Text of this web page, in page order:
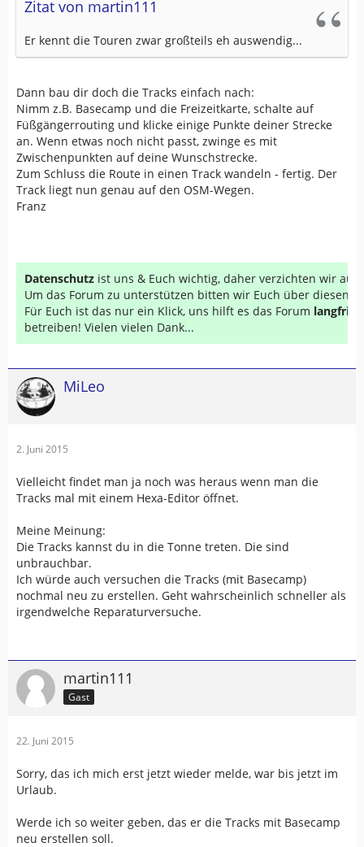
Zitat von martin111
Er kennt die Touren zwar großteils eh auswendig...
Dann bau dir doch die Tracks einfach nach:
Nimm z.B. Basecamp und die Freizeitkarte, schalte auf
Füßgängerrouting und klicke einige Punkte deiner Strecke
an. Wenn etwas noch nicht passt, zwinge es mit
Zwischenpunkten auf deine Wunschstrecke.
Zum Schluss die Route in einen Track wandeln - fertig. Der
Track liegt nun genau auf den OSM-Wegen.
Franz
Datenschutz ist uns & Euch wichtig, daher verzichten wir auf
Um das Forum zu unterstützen bitten wir Euch über diesen
Für Euch ist das nur ein Klick, uns hilft es das Forum
betreiben! Vielen vielen Dank...
MiLeo
2. Juni 2015
Vielleicht findet man ja noch was heraus wenn man die
Tracks mal mit einem Hexa-Editor öffnet.
Meine Meinung:
Die Tracks kannst du in die Tonne treten. Die sind
unbrauchbar.
Ich würde auch versuchen die Tracks (mit Basecamp)
nochmal neu zu erstellen. Geht wahrscheinlich schneller als
irgendwelche Reparaturversuche.
martin111
Gast
22. Juni 2015
Sorry, das ich mich erst jetzt wieder melde, war bis jetzt im
Urlaub.
Werde ich so weiter geben, das er die Tracks mit Basecamp
neu erstellen soll.